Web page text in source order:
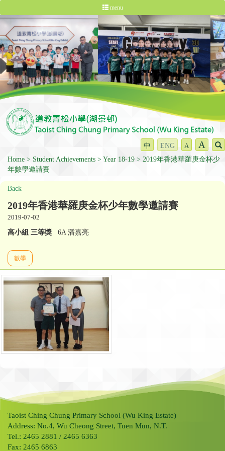
menu
中 ENG A A
Home Student Achievements Year 18-19
2019年香港華羅庚金杯少
年數學邀請賽
Back
2019年香港華羅庚金杯少年數學邀請賽
2019-07-02
高小組 三等獎 6A 潘嘉亮
數學
Taoist Ching Chung Primary School (Wu King Estate)
Address: No.4, Wu Cheong Street, Tuen Mun, N.T.
Tel.: 2465 2881 / 2465 6363
Fax: 2465 6863